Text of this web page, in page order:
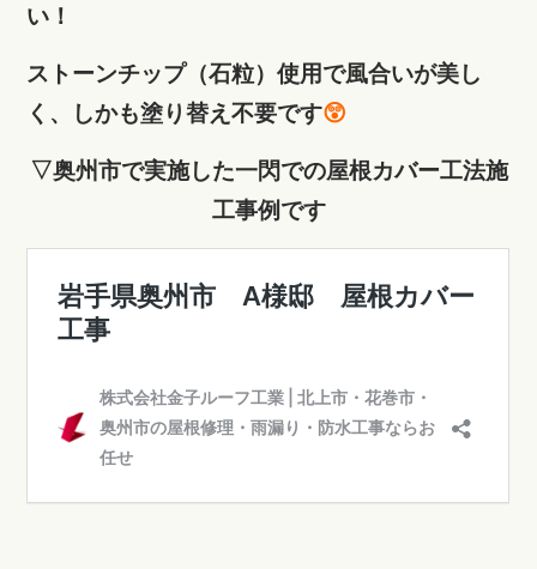
い！
ストーンチップ（石粒）使用で風合いが美し
く、しかも塗り替え不要です😲
▽奥州市で実施した一閃での屋根カバー工法施
工事例です